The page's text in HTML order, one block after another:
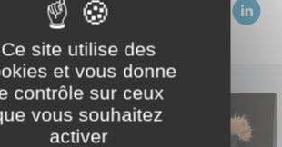
Ce site utilise des
et vous donne
contrôle sur ceux
vous souhaitez
activer